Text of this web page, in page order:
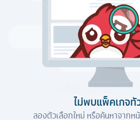
ไม่พบแพ็คเกจทั
ลองตัวเลือกใหม่ หรือค้นหาจากห